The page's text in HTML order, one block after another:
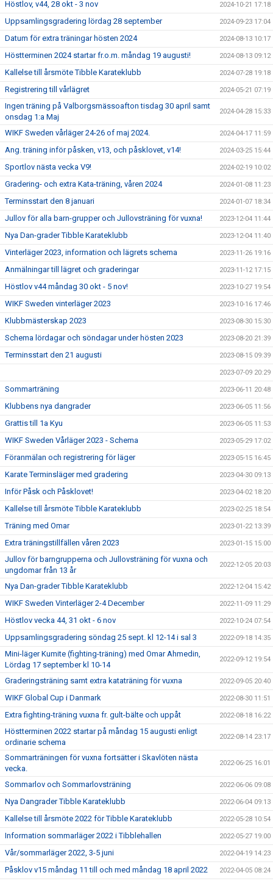
Höstlov, v44, 28 okt - 3 nov 2024-10-21 17:18
Uppsamlingsgradering lördag 28 september 2024-09-23 17:04
Datum för extra träningar hösten 2024 2024-08-13 10:17
Höstterminen 2024 startar fr.o.m. måndag 19 augusti! 2024-08-13 09:12
Kallelse till årsmöte Tibble Karateklubb 2024-07-28 19:18
Registrering till vårlägret 2024-05-21 07:19
Ingen träning på Valborgsmässoafton tisdag 30 april samt
onsdag 1:a Maj
2024-04-28 15:33
WIKF Sweden vårläger 24-26 of maj 2024. 2024-04-17 11:59
Ang. träning inför påsken, v13, och påsklovet, v14! 2024-03-25 15:44
Sportlov nästa vecka V9! 2024-02-19 10:02
Gradering- och extra Kata-träning, våren 2024 2024-01-08 11:23
Terminsstart den 8 januari 2024-01-07 18:34
Jullov för alla barn-grupper och Jullovsträning för vuxna! 2023-12-04 11:44
Nya Dan-grader Tibble Karateklubb 2023-12-04 11:40
Vinterläger 2023, information och lägrets schema 2023-11-26 19:16
Anmälningar till lägret och graderingar 2023-11-12 17:15
Höstlov v44 måndag 30 okt - 5 nov! 2023-10-27 19:54
WIKF Sweden vinterläger 2023 2023-10-16 17:46
Klubbmästerskap 2023 2023-08-30 15:30
Schema lördagar och söndagar under hösten 2023 2023-08-20 21:39
Terminsstart den 21 augusti 2023-08-15 09:39
2023-07-09 20:29
Sommarträning 2023-06-11 20:48
Klubbens nya dangrader 2023-06-05 11:56
Grattis till 1a Kyu 2023-06-05 11:53
WIKF Sweden Vårläger 2023 - Schema 2023-05-29 17:02
Föranmälan och registrering för läger 2023-05-15 16:45
Karate Terminsläger med gradering 2023-04-30 09:13
Inför Påsk och Påsklovet! 2023-04-02 18:20
Kallelse till årsmöte Tibble Karateklubb 2023-02-25 18:54
Träning med Omar 2023-01-22 13:39
Extra träningstillfällen våren 2023 2023-01-15 15:00
Jullov för barngrupperna och Jullovsträning för vuxna och
ungdomar från 13 år
2022-12-05 20:03
Nya Dan-grader Tibble Karateklubb 2022-12-04 15:42
WIKF Sweden Vinterläger 2-4 December 2022-11-09 11:29
Höstlov vecka 44, 31 okt - 6 nov 2022-10-24 07:54
Uppsamlingsgradering söndag 25 sept. kl 12-14 i sal 3 2022-09-18 14:35
Mini-läger Kumite (fighting-träning) med Omar Ahmedin,
Lördag 17 september kl 10-14
2022-09-12 19:54
Graderingsträning samt extra kataträning för vuxna 2022-09-05 20:40
WIKF Global Cup i Danmark 2022-08-30 11:51
Extra fighting-träning vuxna fr. gult-bälte och uppåt 2022-08-18 16:22
Höstterminen 2022 startar på måndag 15 augusti enligt
ordinarie schema
2022-08-14 23:17
Sommarträningen för vuxna fortsätter i Skavlöten nästa
vecka.
2022-06-25 16:01
Sommarlov och Sommarlovsträning 2022-06-06 09:08
Nya Dangrader Tibble Karateklubb 2022-06-04 09:13
Kallelse till årsmöte 2022 för Tibble Karateklubb 2022-05-28 10:54
Information sommarläger 2022 i Tibblehallen 2022-05-27 19:00
Vår/sommarläger 2022, 3-5 juni 2022-04-19 14:23
Påsklov v15 måndag 11 till och med måndag 18 april 2022 2022-04-05 08:24